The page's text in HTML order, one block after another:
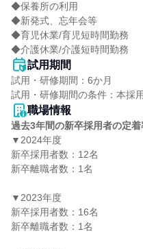
◆保養所の利用
◆新発式、忘年会等
◆育児休業/育児短時間勤務
◆介護休業/介護短時間勤務
試用期間
試用・研修期間：6か月
職場情報
過去3年間の新卒採用者の定着
▼2024年度
新卒採用者数：12名
新卒離職者数：1名
▼2023年度
新卒採用者数：16名
新卒離職者数：1名